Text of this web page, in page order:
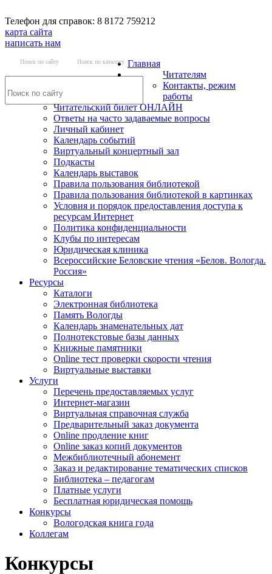
Телефон для справок: 8 8172 759212
карта сайта
написать нам
Поиск по сайту Поиск по каталогу Главная
Читателям
Контакты, режим
работы
Читательский билет ОНЛАЙН
Ответы на часто задаваемые вопросы
Личный кабинет
Календарь событий
Виртуальный концертный зал
Подкасты
Календарь выставок
Правила пользования библиотекой
Правила пользования библиотекой в картинках
Условия и порядок предоставления доступа к
ресурсам Интернет
Политика конфиденциальности
Клубы по интересам
Юридическая клиника
Всероссийские Беловские чтения «Белов. Вологда.
Россия»
Ресурсы
Каталоги
Электронная библиотека
Память Вологды
Календарь знаменательных дат
Полнотекстовые базы данных
Книжные памятники
Online тест проверки скорости чтения
Виртуальные выставки
Услуги
Перечень предоставляемых услуг
Интернет-магазин
Виртуальная справочная служба
Предварительный заказ документа
Online продление книг
Online заказ копий документов
Межбиблиотечный абонемент
Заказ и редактирование тематических списков
Библиотека – педагогам
Платные услуги
Бесплатная юридическая помощь
Конкурсы
Вологодская книга года
Коллегам
Конкурсы